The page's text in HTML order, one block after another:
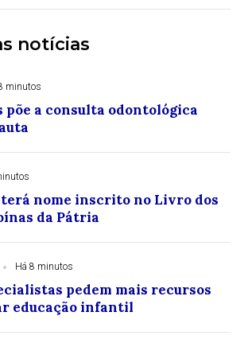
notícias
minutos
põe a consulta odontológica
nome inscrito no Livro dos
da Pátria
Há 8 minutos
pedem mais recursos
educação infantil